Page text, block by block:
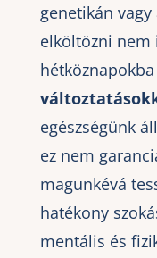
genetikán
elköltözni nem
hétköznapokba
egészségünk
ez nem
magunkévá
hatékony
mentális és